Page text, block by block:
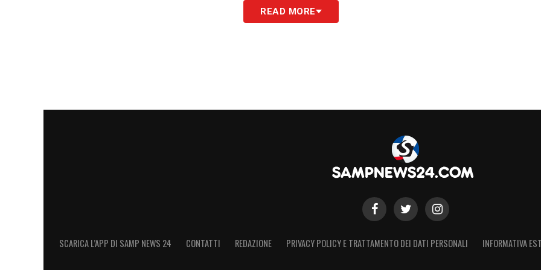
READ MORE
SCARICA L’APP DI SAMP NEWS 24 CONTATTI REDAZIONE PRIVACY POLICY E TRATTAMENTO DEI DATI PERSONALI INFORMATIVA